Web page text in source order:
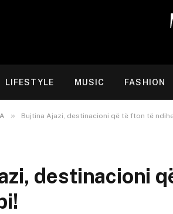
LIFESTYLE MUSIC FASHION
» Bujtina Ajazi, destinacioni që të fton të
destinacioni